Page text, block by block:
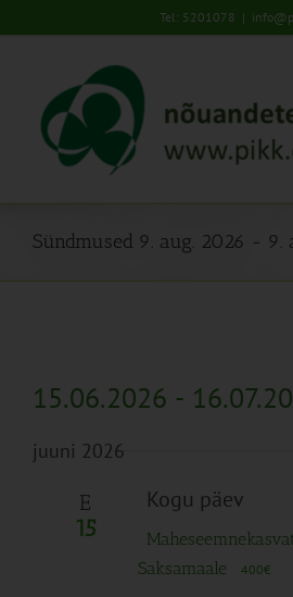
to
Tel: 5201078 |
Sündmused 9. aug. 2026 - 9.
15.06.2026 -
kuupäev.
juuni 2026
E
15
Kogu päev
Saksamaale
400€